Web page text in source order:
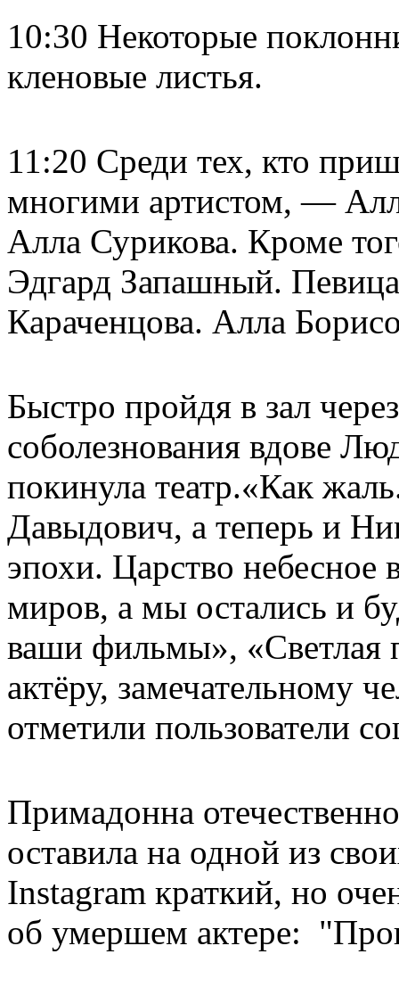
10:30 Некоторые
кленовые листья.
11:20 Среди тех, кто
многими артистом, —
Алла Сурикова. Кроме
Эдгард Запашный.
Караченцова. Алла
Быстро пройдя в зал
соболезнования вдове
покинула театр.«Как
Давыдович, а теперь и
эпохи. Царство
миров, а мы остались и
ваши фильмы», «Светлая
актёру, замечательному
отметили пользователи
Примадонна
оставила на одной из
Instagram краткий, но
об умершем актере: